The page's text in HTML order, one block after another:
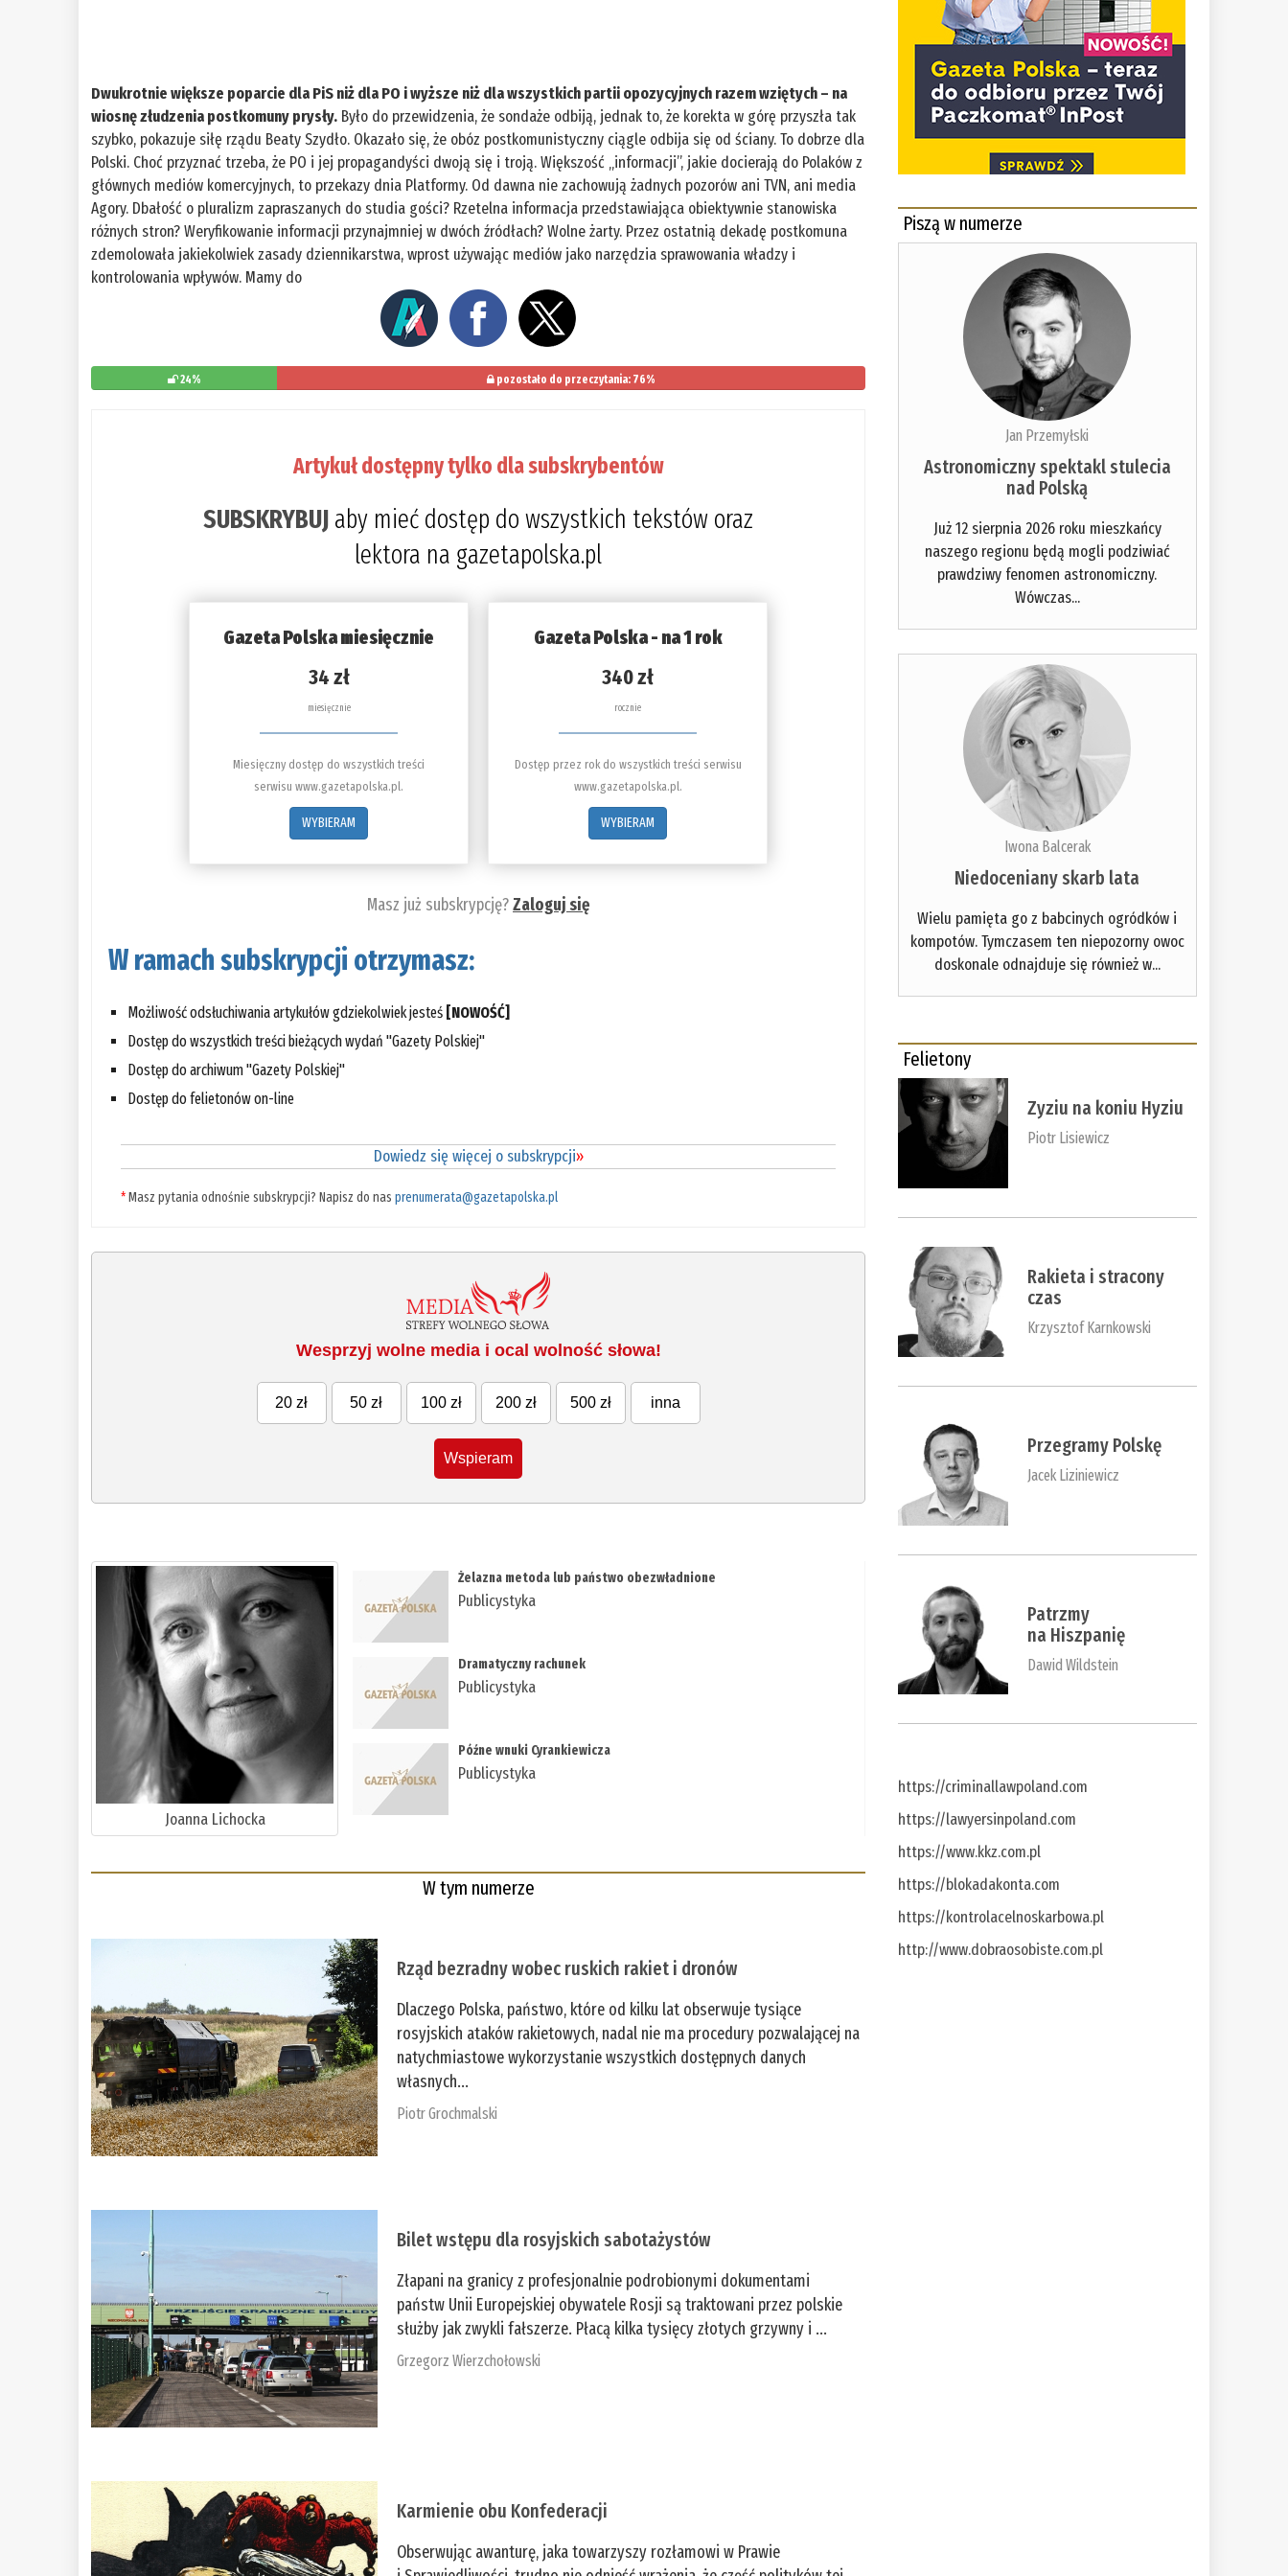
Dwukrotnie większe poparcie dla PiS niż dla PO i wyższe niż dla wszystkich partii opozycyjnych razem wziętych – na
wiosnę złudzenia postkomuny prysły. Było do przewidzenia, że sondaże odbiją, jednak to, że korekta w górę przyszła tak
szybko, pokazuje siłę rządu Beaty Szydło. Okazało się, że obóz postkomunistyczny ciągle odbija się od ściany. To dobrze dla
Polski. Choć przyznać trzeba, że PO i jej propagandyści dwoją się i troją. Większość „informacji”, jakie docierają do Polaków z
głównych mediów komercyjnych, to przekazy dnia Platformy. Od dawna nie zachowują żadnych pozorów ani TVN, ani media
Agory. Dbałość o pluralizm zapraszanych do studia gości? Rzetelna informacja przedstawiająca obiektywnie stanowiska
różnych stron? Weryfikowanie informacji przynajmniej w dwóch źródłach? Wolne żarty. Przez ostatnią dekadę postkomuna
zdemolowała jakiekolwiek zasady dziennikarstwa, wprost używając mediów jako narzędzia sprawowania władzy i
kontrolowania wpływów. Mamy do
24% pozostało do przeczytania: 76%
Artykuł dostępny tylko dla subskrybentów
SUBSKRYBUJ aby mieć dostęp do wszystkich tekstów oraz
lektora na gazetapolska.pl
Gazeta Polska miesięcznie
34 zł
miesięcznie
Miesięczny dostęp do wszystkich treści
serwisu www.gazetapolska.pl.
WYBIERAM
Gazeta Polska - na 1 rok
340 zł
rocznie
Dostęp przez rok do wszystkich treści serwisu
www.gazetapolska.pl.
WYBIERAM
Masz już subskrypcję?Zaloguj się
W ramach subskrypcji otrzymasz:
Możliwość odsłuchiwania artykułów gdziekolwiek jesteś [NOWOŚĆ]
Dostęp do wszystkich treści bieżących wydań "Gazety Polskiej"
Dostęp do archiwum "Gazety Polskiej"
Dostęp do felietonów on-line
Dowiedz się więcej o subskrypcji»
*Masz pytania odnośnie subskrypcji? Napisz do nasprenumerata@gazetapolska.pl
Wesprzyj wolne media i ocal wolność słowa!
20 zł 50 zł 100 zł 200 zł 500 zł inna
Wspieram
Joanna Lichocka
Żelazna metoda lub państwo obezwładnione
Publicystyka
Dramatyczny rachunek
Publicystyka
Późne wnuki Cyrankiewicza
Publicystyka
W tym numerze
Rząd bezradny wobec ruskich rakiet i dronów
Dlaczego Polska, państwo, które od kilku lat obserwuje tysiące
rosyjskich ataków rakietowych, nadal nie ma procedury pozwalającej na
natychmiastowe wykorzystanie wszystkich dostępnych danych
własnych...
Piotr Grochmalski
Bilet wstępu dla rosyjskich sabotażystów
Złapani na granicy z profesjonalnie podrobionymi dokumentami
państw Unii Europejskiej obywatele Rosji są traktowani przez polskie
służby jak zwykli fałszerze. Płacą kilka tysięcy złotych grzywny i ...
Grzegorz Wierzchołowski
Karmienie obu Konfederacji
Obserwując awanturę, jaka towarzyszy rozłamowi w Prawie
Piszą w numerze
Jan Przemyłski
Astronomiczny spektakl stulecia
nad Polską
Już 12 sierpnia 2026 roku mieszkańcy
naszego regionu będą mogli podziwiać
prawdziwy fenomen astronomiczny.
Wówczas...
Iwona Balcerak
Niedoceniany skarb lata
Wielu pamięta go z babcinych ogródków i
kompotów. Tymczasem ten niepozorny owoc
doskonale odnajduje się również w...
Felietony
Zyziu na koniu Hyziu
Piotr Lisiewicz
Rakieta i stracony
czas
Krzysztof Karnkowski
Przegramy Polskę
Jacek Liziniewicz
Patrzmy
na Hiszpanię
Dawid Wildstein
https://criminallawpoland.com
https://lawyersinpoland.com
https://www.kkz.com.pl
https://blokadakonta.com
https://kontrolacelnoskarbowa.pl
http://www.dobraosobiste.com.pl